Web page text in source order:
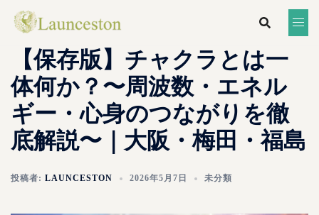
【保存版】チャクラとは一
体何か？〜周波数・エネル
ギー・心身のつながりを徹
底解説〜｜大阪・梅田・福島
投稿者: LAUNCESTON 2026年5月7日 未分類